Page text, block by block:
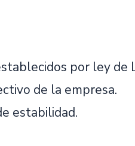
por ley de
de la empresa.
estabilidad.